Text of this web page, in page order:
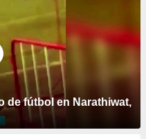
de fútbol en Narathiwat,